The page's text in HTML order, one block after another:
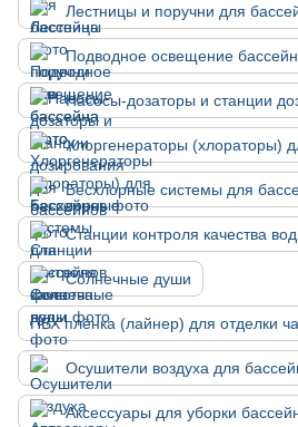
Лестницы и поручни для
Подводное освещение
Хлоргенераторы (хлораторы)
Бесхлорные системы для
Станции контроля качества
Солнечные души
ПВХ плёнка (лайнер) для отделки
Осушители воздуха для
Аксессуары для уборки